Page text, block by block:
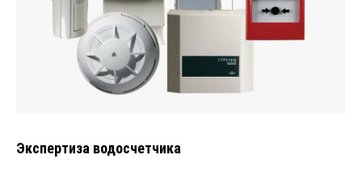
Экспертиза водосчетчика